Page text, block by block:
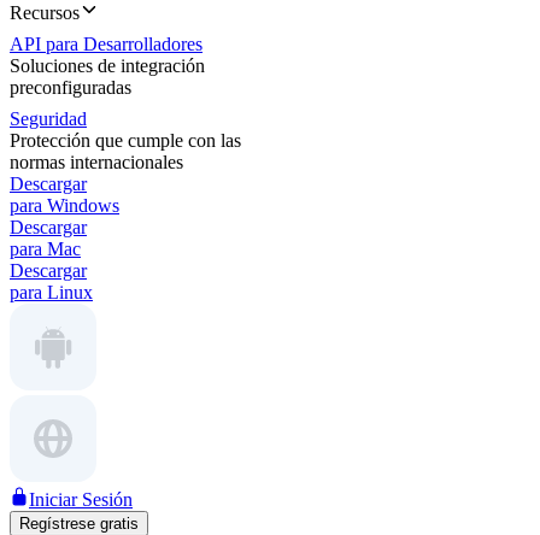
Recursos
API para Desarrolladores
Soluciones de integración
preconfiguradas
Seguridad
Protección que cumple con las
normas internacionales
Descargar
para Windows
Descargar
para Mac
Descargar
para Linux
Iniciar Sesión
Regístrese gratis